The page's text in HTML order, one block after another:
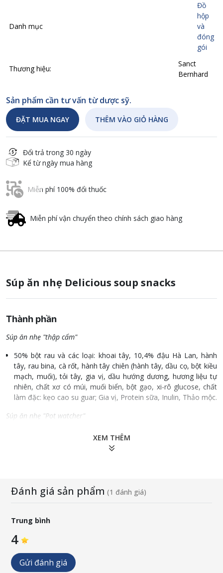
Danh mục
Đồ
hộp
và
đóng
gói
Thương hiệu:
Sanct
Bernhard
Sản phẩm cần tư vấn từ dược sỹ.
ĐẶT MUA NGAY THÊM VÀO GIỎ HÀNG
Đổi trả trong 30 ngày
Kể từ ngày mua hàng
Miễn phí 100% đổi thuốc
Miễn phí vận chuyển theo chính sách giao hàng
Súp ăn nhẹ Delicious soup snacks
Thành phần
Súp ăn nhẹ "thập cẩm"
50% bột rau và các loại: khoai tây, 10,4% đậu Hà Lan, hành
tây, rau bina, cà rốt, hành tây chiên (hành tây, dầu cọ, bột kiều
mạch, muối), tỏi tây, gia vị, dầu hướng dương, hương liệu tự
nhiên, chất xơ có múi, muối biển, bột gạo, xi-rô glucose, chất
làm đặc: kẹo cao su guar; Gia vị, Protein sữa, Inulin, Thảo mộc.
Súp ăn nhẹ "Pot watcher"
38% Bột và Rau câu: Khoai tây, 9% Bí đỏ, 4,5% Cà rốt, Củ cải,
Hành tây, Tỏi tây, Dầu hướng dương, Gia vị, Bột gạo, Muối
Súp ăn nhẹ "Farm lover"
1% Tỏi tây, Gia vị, Dầu hướng dương, Bột gạo, Hương liệu tự
nhiên, Chất xơ có múi, Muối biển, Xi-rô glucose, Protein sữa,
Inulin, Thảo mộc, Chất làm đặc: Guar gum, Gia vị.
Súp rau củ "Bella Pomodore"
XEM THÊM
Đánh giá sản phẩm (1 đánh giá)
Trung bình
4
Gửi đánh giá